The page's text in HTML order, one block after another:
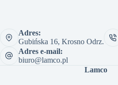
Adres:
Gubińska 16, Krosno Odrz.
Adres e-mail:
biuro@lamco.pl
Lamco